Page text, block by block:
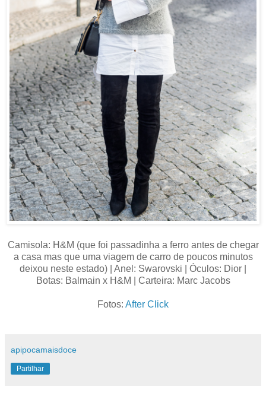
Camisola: H&M (que foi passadinha a ferro antes de chegar
a casa mas que uma viagem de carro de poucos minutos
deixou neste estado) | Anel: Swarovski | Óculos: Dior |
Botas: Balmain x H&M | Carteira: Marc Jacobs
Fotos: After Click
apipocamaisdoce
Partilhar